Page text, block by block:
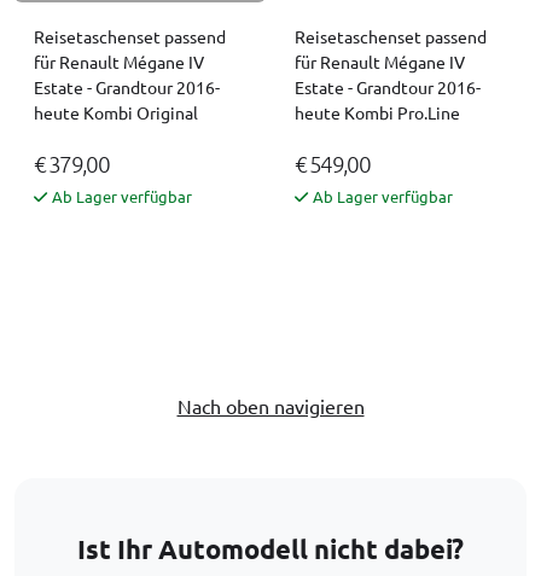
Reisetaschenset passend
für Renault Mégane IV
Estate - Grandtour 2016-
heute Kombi Original
€ 379,00
Ab Lager verfügbar
Reisetaschenset passend
für Renault Mégane IV
Estate - Grandtour 2016-
heute Kombi Pro.Line
€ 549,00
Ab Lager verfügbar
Nach oben navigieren
Ist Ihr Automodell nicht dabei?